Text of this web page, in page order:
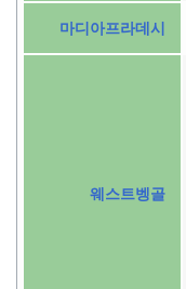
마디아프라데시
웨스트벵골